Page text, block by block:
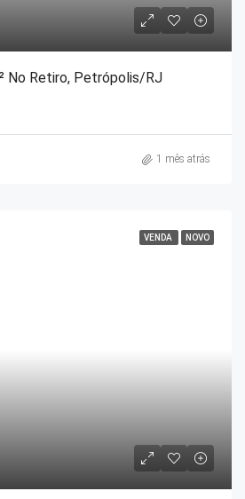
No Retiro, Petrópolis/RJ
1 mês atrás
VENDA NOVO